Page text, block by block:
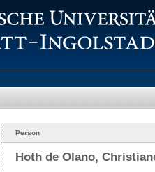
Person
Hoth de Olano,